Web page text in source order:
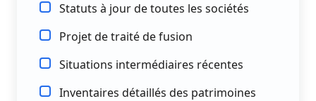
Statuts à jour de toutes les sociétés
Projet de traité de fusion
Situations intermédiaires récentes
Inventaires détaillés des patrimoines